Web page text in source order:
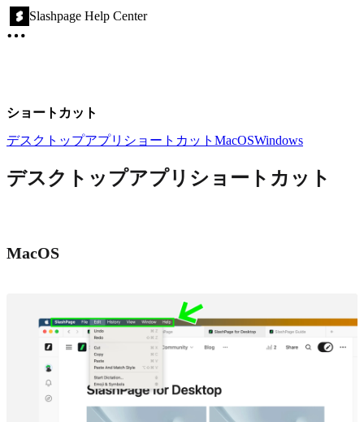
Slashpage Help Center
ショートカット
デスクトップアプリショートカット MacOSWindows
デスクトップアプリショートカット
MacOS